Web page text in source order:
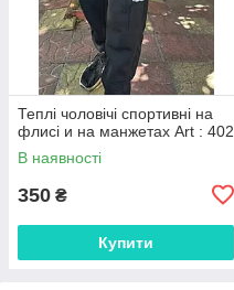
Теплі чоловічі спортивні на
флисі и на манжетах Art : 402
В наявності
350 ₴
Купити